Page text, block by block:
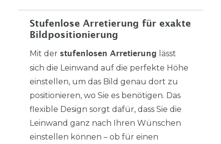
Stufenlose Arretierung für exakte
Bildpositionierung
Mit der stufenlosen Arretierung
lässt
sich die Leinwand auf die perfekte Höhe
einstellen, um das Bild genau dort zu
positionieren, wo Sie es benötigen. Das
flexible Design sorgt dafür, dass Sie die
Leinwand ganz nach Ihren Wünschen
einstellen können – ob für einen